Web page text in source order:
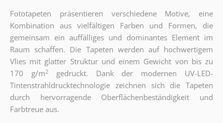
Fototapeten präsentieren verschiedene Motive, eine
Kombination aus vielfältigen Farben und Formen, die
gemeinsam ein auffälliges und dominantes Element im
Raum schaffen. Die Tapeten werden auf hochwertigem
Vlies mit glatter Struktur und einem Gewicht von bis zu
170 g/m2gedruckt. Dank der modernen UV-LED-
Tintenstrahldrucktechnologie zeichnen sich die Tapeten
durch hervorragende Oberflächenbeständigkeit und
Farbtreue aus.